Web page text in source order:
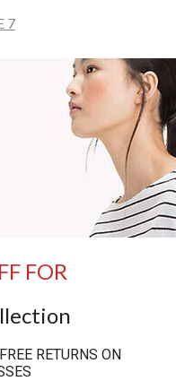
7
FOR
RETURNS ON